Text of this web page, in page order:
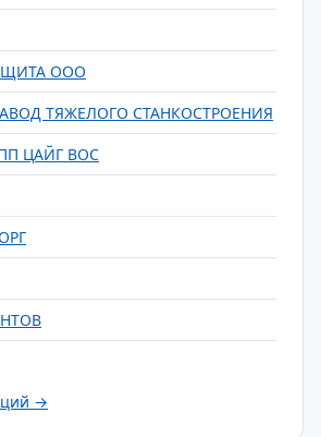
ООО
ТЯЖЕЛОГО СТАНКОСТРОЕНИЯ
ЦАЙГ ВОС
→